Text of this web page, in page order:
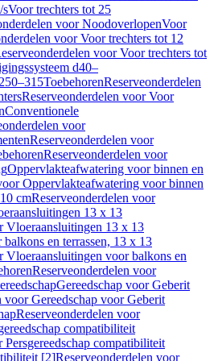
sVoor trechters tot 25
voor NoodoverlopenVoor
voor Voor trechters tot 12
voor Voor trechters tot
d40–
ToebehorenReserveonderdelen
Reserveonderdelen voor Voor
Conventionele
voor
Reserveonderdelen voor
Reserveonderdelen voor
Oppervlakteafwatering voor binnen en
Oppervlakteafwatering voor binnen
cmReserveonderdelen voor
13 x 13
Vloeraansluitingen 13 x 13
en terrassen, 13 x 13
Vloeraansluitingen voor balkons en
Reserveonderdelen voor
Gereedschap voor Geberit
voor Gereedschap voor Geberit
Reserveonderdelen voor
compatibiliteit
Persgereedschap compatibiliteit
[2]Reserveonderdelen voor